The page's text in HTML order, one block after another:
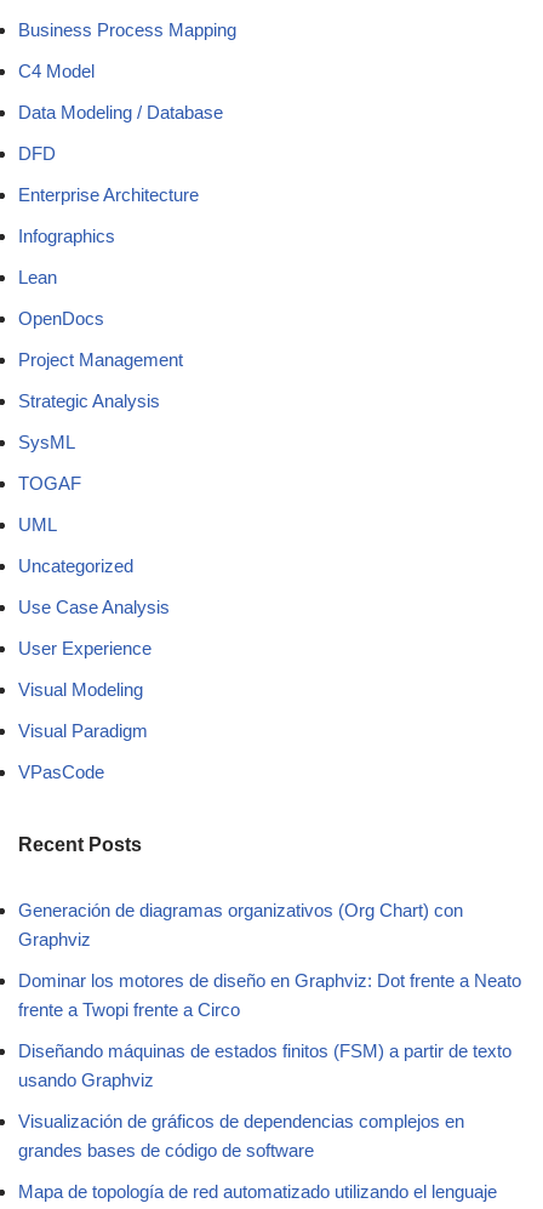
Business Process Mapping
C4 Model
Data Modeling / Database
DFD
Enterprise Architecture
Infographics
Lean
OpenDocs
Project Management
Strategic Analysis
SysML
TOGAF
UML
Uncategorized
Use Case Analysis
User Experience
Visual Modeling
Visual Paradigm
VPasCode
Recent Posts
Generación de diagramas organizativos (Org Chart) con
Graphviz
Dominar los motores de diseño en Graphviz: Dot frente a Neato
frente a Twopi frente a Circo
Diseñando máquinas de estados finitos (FSM) a partir de texto
usando Graphviz
Visualización de gráficos de dependencias complejos en
grandes bases de código de software
Mapa de topología de red automatizado utilizando el lenguaje